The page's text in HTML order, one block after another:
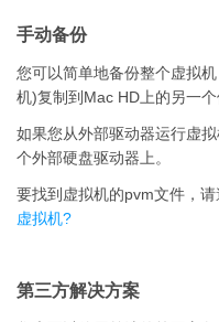
手动备份
您可以简单地备份整个虚拟
机)复制到Mac HD上的另一个
如果您从外部驱动器运行虚
个外部硬盘驱动器上。
要找到虚拟机的pvm文件，
虚拟机?
第三方解决方案